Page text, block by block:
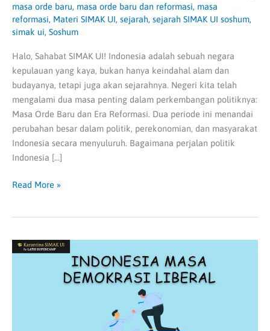
masa orde baru, masa orde baru dan reformasi, masa
reformasi, Materi SIMAK UI, sejarah, sejarah SIMAK UI soshum,
simak ui, Soshum
Halo, Sahabat SIMAK UI! Indonesia adalah sebuah negara
kepulauan yang kaya, bukan hanya keindahal alam dan
budayanya, tetapi juga akan sejarahnya. Negeri kita telah
mengalami dua masa penting dalam perkembangan politiknya:
Masa Orde Baru dan Era Reformasi. Dua periode ini menandai
perubahan besar dalam politik, perekonomian, dan masyarakat
Indonesia secara menyuluruh. Bagaimana perjalan politik
Indonesia […]
Read More »
Masa